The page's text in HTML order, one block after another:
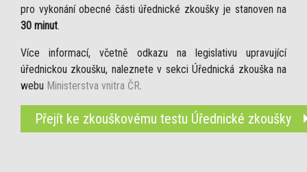
pro vykonání obecné části úřednické zkoušky je stanoven na
30 minut.
Více informací, včetně odkazu na legislativu upravující
úřednickou zkoušku, naleznete v sekci Úřednická zkouška na
webu Ministerstva vnitra ČR.
Přejít ke zkouškovému testu Úřednické zkoušky